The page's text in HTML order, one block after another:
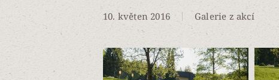
10. květen 2016 Galerie z akcí